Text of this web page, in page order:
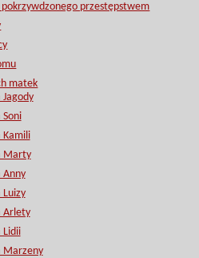
przestępstwem
matek
Kamili
Marty
Anny
Luizy
Arlety
Lidii
Marzeny